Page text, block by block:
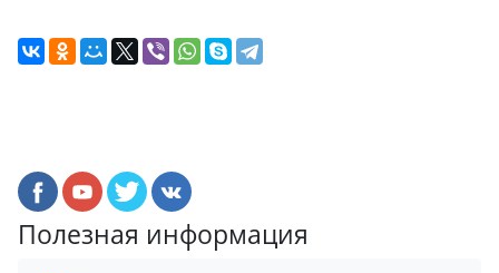
Полезная информация